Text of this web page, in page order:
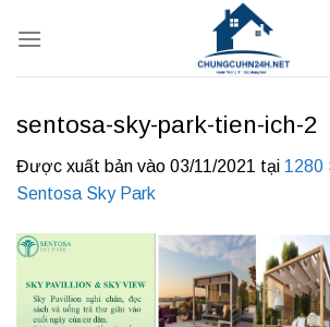
qua
sentosa-sky-park-tien-ich-2
Được xuất bản vào 03/11/2021 tại 1280
Sentosa Sky Park